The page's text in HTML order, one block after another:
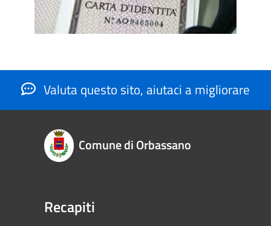
Valuta questo sito, aiutaci a migliorare
Comune di Orbassano
Recapiti